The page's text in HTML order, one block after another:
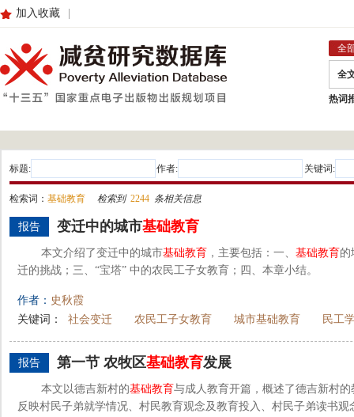
加入收藏
全
全
热词
标题: 作者: 关键词:
检索词： 基础教育 检索到 2244 条相关信息
报告 变迁中的城市基础教育
本文介绍了变迁中的城市基础教育 ，主要包括：一、 基础教育的
迁的挑战；三、“宝塔” 中的农民工子女教育；四、本章小结。
作者： 史秋霞
关键词：
社会变迁 农民工子女教育 城市基础教育 民工
报告 第一节 农牧区基础教育发展
本文以德吉新村的基础教育与成人教育开篇，概述了德吉新村
反映村民子弟就学情况、村民教育观念及教育投入、村民子弟读书